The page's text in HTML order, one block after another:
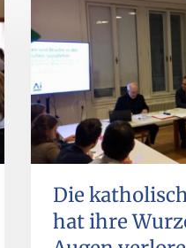
Die
hat ihre